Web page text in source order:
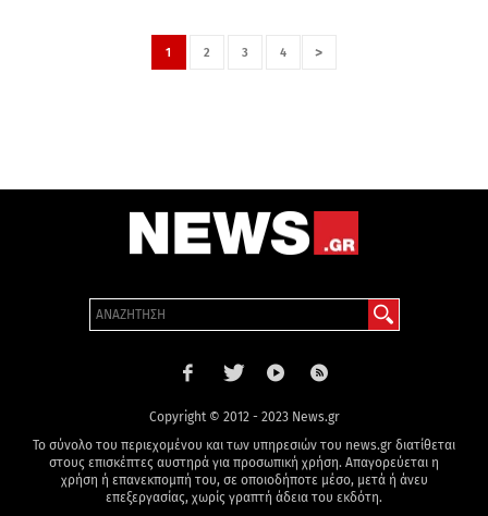
1 2 3 4 >
Copyright © 2012 - 2023 News.gr
Το σύνολο του περιεχομένου και των υπηρεσιών του news.gr διατίθεται
στους επισκέπτες αυστηρά για προσωπική χρήση. Απαγορεύεται η
χρήση ή επανεκπομπή του, σε οποιοδήποτε μέσο, μετά ή άνευ
επεξεργασίας, χωρίς γραπτή άδεια του εκδότη.